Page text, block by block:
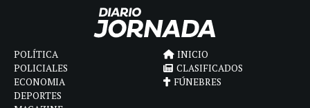
POLÍTICA
POLICIALES
ECONOMIA
DEPORTES
INICIO
CLASIFICADOS
FÚNEBRES